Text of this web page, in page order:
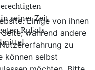
seiner Zeit
Ruf als
Einige von ihnen
während andere
zu
können selbst